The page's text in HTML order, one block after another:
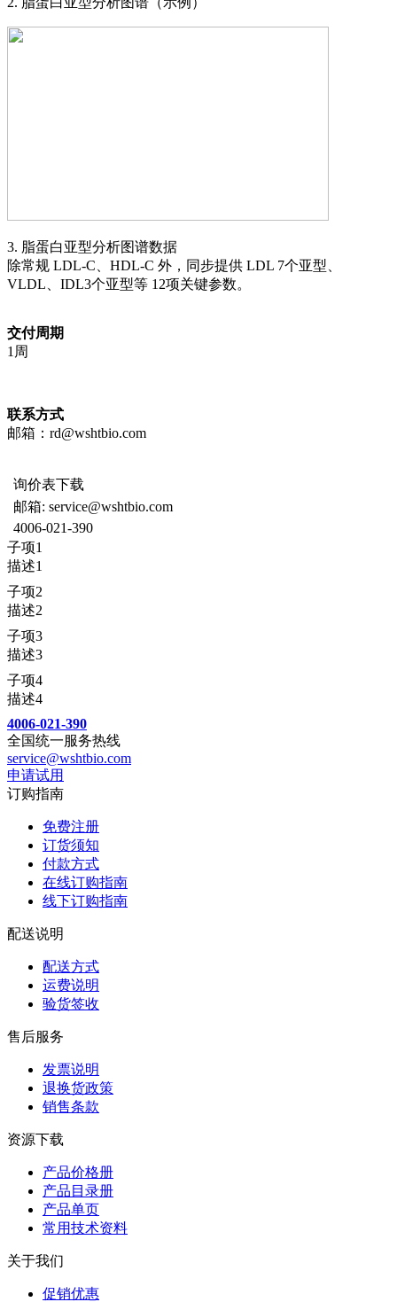
3. 脂蛋白亚型分析图谱数据
除常规 LDL-C、HDL-C 外，同步提供 LDL 7个亚型、
VLDL、IDL3个亚型等 12项关键参数。
交付周期
1周
联系方式
邮箱：rd@wshtbio.com
询价表下载
邮箱: service@wshtbio.com
4006-021-390
子项1
描述1
子项2
描述2
子项3
描述3
子项4
描述4
4006-021-390
全国统一服务热线
service@wshtbio.com
申请试用
订购指南
免费注册
订货须知
付款方式
在线订购指南
线下订购指南
配送说明
配送方式
运费说明
验货签收
售后服务
发票说明
退换货政策
销售条款
资源下载
产品价格册
产品目录册
产品单页
常用技术资料
关于我们
促销优惠